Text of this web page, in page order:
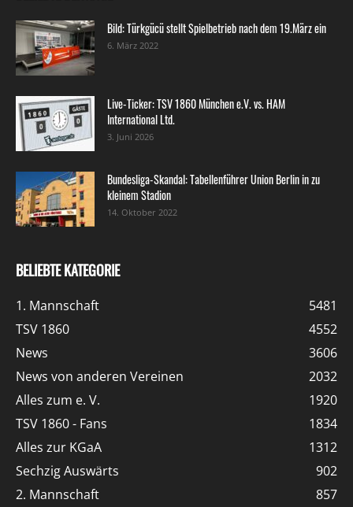
Bild: Türkgücü stellt Spielbetrieb nach dem 19.März ein
6. März 2022
Live-Ticker: TSV 1860 München e.V. vs. HAM
International Ltd.
3. Juni 2026
Bundesliga-Skandal: Tabellenführer Union Berlin in zu
kleinem Stadion
14. Oktober 2022
BELIEBTE KATEGORIE
1. Mannschaft
5481
TSV 1860
4552
News
3606
News von anderen Vereinen
2032
Alles zum e. V.
1920
TSV 1860 - Fans
1834
Alles zur KGaA
1312
Sechzig Auswärts
902
2. Mannschaft
857